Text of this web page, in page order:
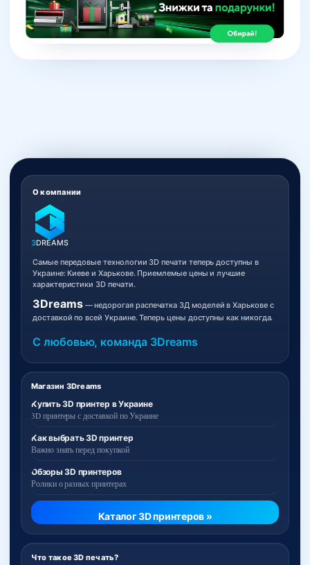
Магазин 3Dreams
Купить 3D принтер в Украине
3D принтеры с доставкой по Украине
Как выбрать 3D принтер
Важно знать перед покупкой
Обзоры 3D принтеров
Ролики о разных принтерах
Каталог 3D принтеров »
Что такое 3D печать?
О компании
3DREAMS
Самые передовые технологии 3D печати теперь доступны в
Украине: Киеве и Харькове. Приемлемые цены и лучшие
характеристики 3D печати.
3Dreams— недорогая распечатка 3Д моделей в Харькове с
доставкой по всей Украине. Теперь цены доступны как никогда.
С любовью, команда 3Dreams